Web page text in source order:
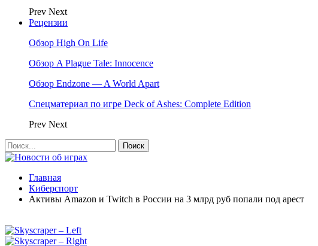
Prev Next
Рецензии
Обзор High On Life
Обзор A Plague Tale: Innocence
Обзор Endzone — A World Apart
Спецматериал по игре Deck of Ashes: Complete Edition
Prev Next
Главная
Киберспорт
Активы Amazon и Twitch в России на 3 млрд руб попали под арест